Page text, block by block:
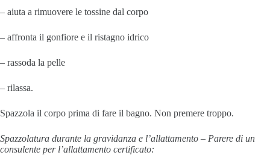
– aiuta a rimuovere le tossine dal corpo
– affronta il gonfiore e il ristagno idrico
– rassoda la pelle
– rilassa.
Spazzola il corpo prima di fare il bagno. Non premere troppo.
Spazzolatura durante la gravidanza e l’allattamento – Parere di un
consulente per l’allattamento certificato: